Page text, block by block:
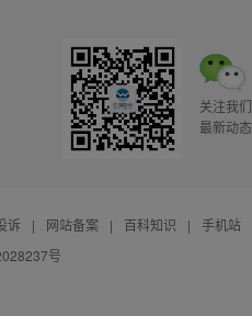
关注我们
最新动态
诉 | 网站备案 | 百科知识 |
手机站
号